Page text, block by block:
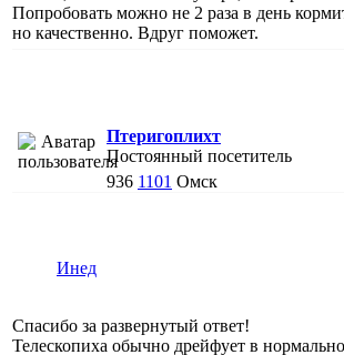
Попробовать можно не 2 раза в день
но качественно. Вдруг поможет.
Птеригоплихт
Постоянный посетитель
936 1101 Омск
Инед
Спасибо за развернутый ответ!
Телескопиха обычно дрейфует в